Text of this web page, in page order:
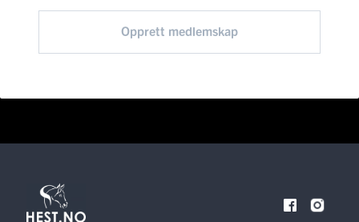
Opprett medlemskap